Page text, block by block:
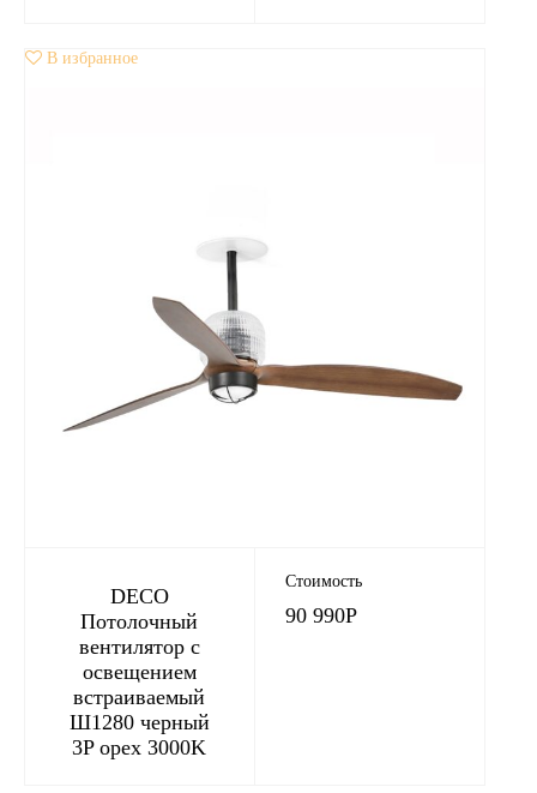
В избранное
DECO
Потолочный
вентилятор с
освещением
встраиваемый
Ш1280 черный
3P орех 3000K
Стоимость
90 990Р